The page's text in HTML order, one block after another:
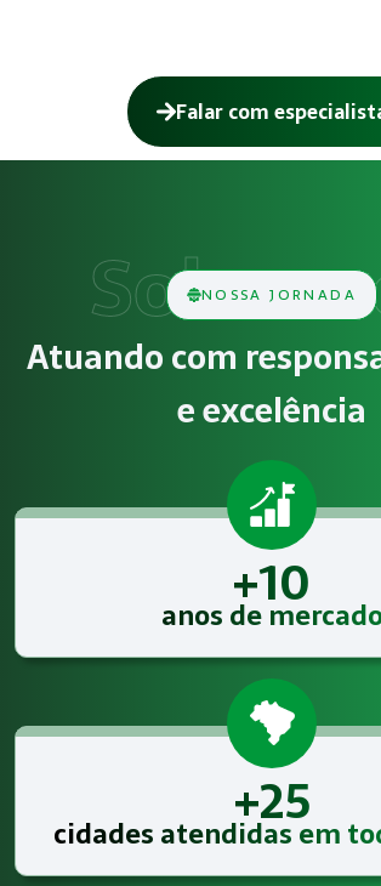
Falar com
Como funciona Programa
Obrigatoriedade legal
Empresas que exercem atividades com
Atendimento especializado
A Megatrab - Engenharia de Segurança
NOSSA JORNADA
Atuando com
e excelência
+10
anos de
+25
cidades atendidas em